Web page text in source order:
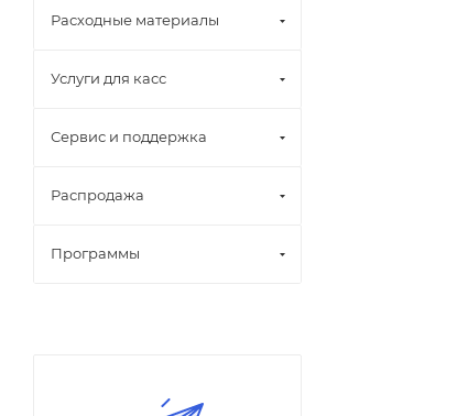
Расходные материалы
Услуги для касс
Сервис и поддержка
Распродажа
Программы